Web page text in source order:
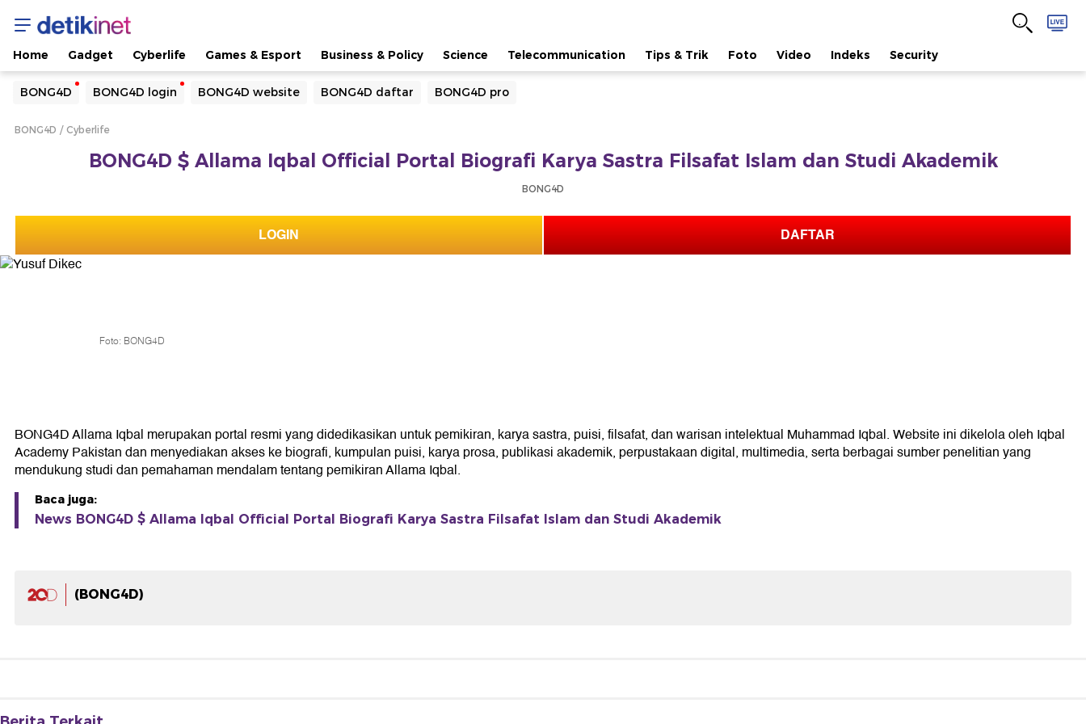
Home Gadget Cyberlife Games & Esport Business & Policy Science Telecommunication Tips & Trik Foto Video Indeks Security
BONG4D BONG4D login BONG4D website BONG4D daftar BONG4D pro
Yang sedang ramai dicari
Loading...
BONG4D Cyberlife
BONG4D $ Allama Iqbal Official Portal Biografi Karya Sastra Filsafat Islam dan Studi Akademik
BONG4D
LOGIN DAFTAR
Foto: BONG4D
BONG4D Allama Iqbal merupakan portal resmi yang didedikasikan untuk pemikiran, karya sastra, puisi, filsafat, dan warisan intelektual Muhammad Iqbal. Website ini dikelola oleh Iqbal
Academy Pakistan dan menyediakan akses ke biografi, kumpulan puisi, karya prosa, publikasi akademik, perpustakaan digital, multimedia, serta berbagai sumber penelitian yang
mendukung studi dan pemahaman mendalam tentang pemikiran Allama Iqbal.
Baca juga:
News BONG4D $ Allama Iqbal Official Portal Biografi Karya Sastra Filsafat Islam dan Studi Akademik
(BONG4D)